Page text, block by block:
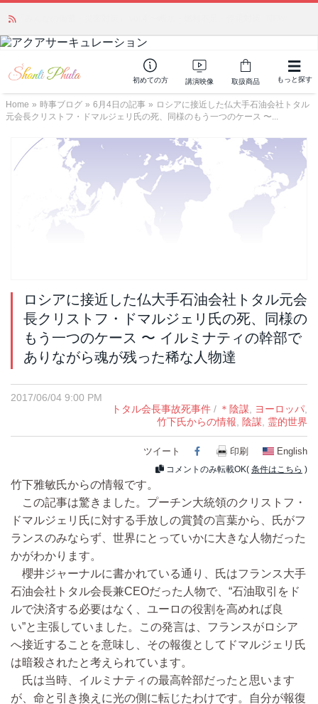
初めての方 講演映像 取扱商品 もっと探す
Home » 時事ブログ » 6月4日の記事 » ロシアに接近した仏大手石油会社トタル
元会長クリストフ・ドマルジェリ氏の死、同様のもう一つのケース 〜...
ロシアに接近した仏大手石油会社トタル元会
長クリストフ・ドマルジェリ氏の死、同様の
もう一つのケース 〜 イルミナティの幹部で
ありながら魂が残った稀な人物達
2017/06/04 9:00 PM
トタル会長事故死事件 / ＊陰謀 ヨーロッパ
竹下氏からの情報
陰謀 霊的世界
ツイート Facebook
印刷 English
コメントのみ転載OK( 条件はこちら )
竹下雅敏氏からの情報です。
この記事は驚きました。プーチン大統領のクリストフ・
ドマルジェリ氏に対する手放しの賞賛の言葉から、氏がフ
ランスのみならず、世界にとっていかに大きな人物だった
かがわかります。
櫻井ジャーナルに書かれている通り、氏はフランス大手
石油会社トタル会長兼CEOだった人物で、“石油取引をド
ルで決済する必要はなく、ユーロの役割を高めれば良
い”と主張していました。この発言は、フランスがロシア
へ接近することを意味し、その報復としてドマルジェリ氏
は暗殺されたと考えられています。
氏は当時、イルミナティの最高幹部だったと思います
が、命と引き換えに光の側に転じたわけです。自分が報復